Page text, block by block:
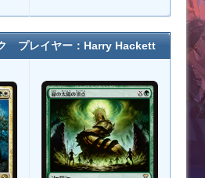
プレイヤー：Harry Hackett